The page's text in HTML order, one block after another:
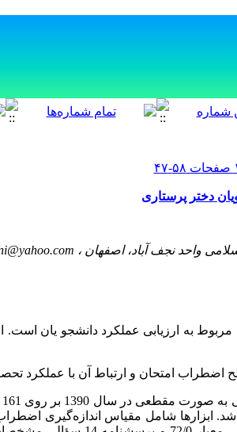
دختر پرستاری
واحد نجف آباد، اصفهان ،
به ارزیابی عملکرد دانشجو یان است.
امتحان و ارتباط آن با عملکرد